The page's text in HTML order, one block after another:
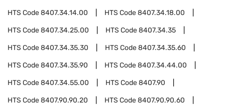
HTS Code8407.34.14.00 HTS Code8407.34.18.00
HTS Code8407.34.25.00 HTS Code8407.34.35
HTS Code8407.34.35.30 HTS Code8407.34.35.60
HTS Code8407.34.35.90 HTS Code8407.34.44.00
HTS Code8407.34.55.00 HTS Code8407.90
HTS Code8407.90.90.20 HTS Code8407.90.90.60